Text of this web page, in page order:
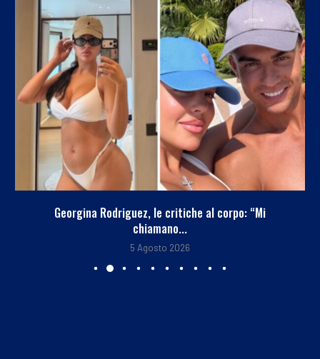
Georgina Rodriguez, le critiche al corpo: “Mi
chiamano...
5 Agosto 2026